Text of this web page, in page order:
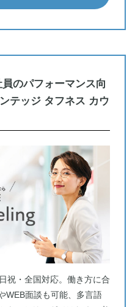
のパフォーマンス向
テッジ タフネス カウ
祝・全国対応。働き方に合
WEB面談も可能、多言語